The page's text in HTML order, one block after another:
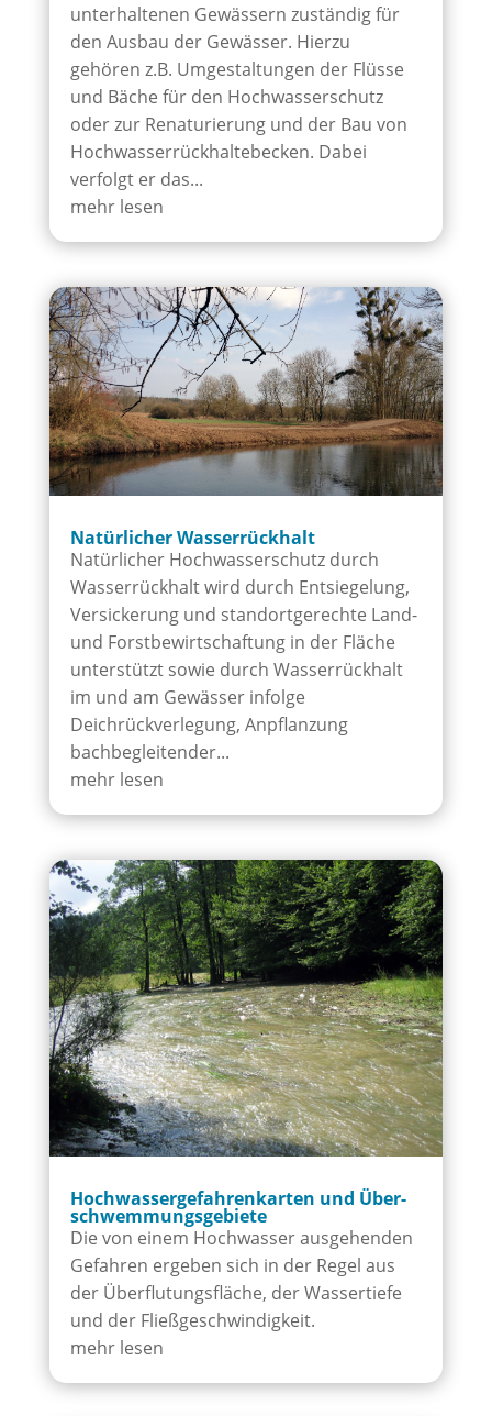
unterhaltenen Gewässern zuständig für
den Ausbau der Gewässer. Hierzu
gehören z.B. Umgestaltungen der Flüsse
und Bäche für den Hochwasserschutz
oder zur Renaturierung und der Bau von
Hochwasserrückhaltebecken. Dabei
verfolgt er das...
mehr lesen
Natür­licher Wasser­rück­halt
Natürlicher Hochwasserschutz durch
Wasserrückhalt wird durch Entsiegelung,
Versickerung und standortgerechte Land-
und Forstbewirtschaftung in der Fläche
unterstützt sowie durch Wasserrückhalt
im und am Gewässer infolge
Deichrückverlegung, Anpflanzung
bachbegleitender...
mehr lesen
Hoch­was­sergefahren­karten und Über­
schwem­mungs­gebiete
Die von einem Hochwasser ausgehenden
Gefahren ergeben sich in der Regel aus
der Überflutungsfläche, der Wassertiefe
und der Fließgeschwindigkeit.
mehr lesen